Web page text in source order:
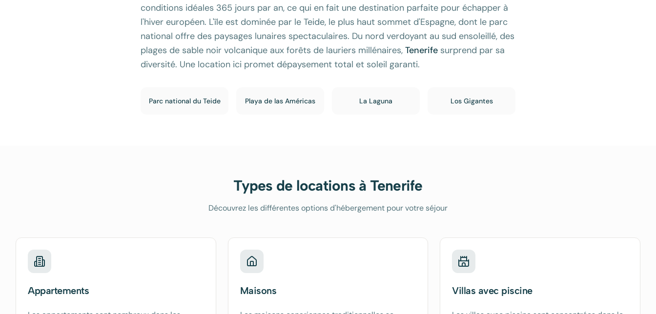
conditions idéales 365 jours par an, ce qui en fait une destination parfaite pour échapper à
l'hiver européen. L'île est dominée par le Teide, le plus haut sommet d'Espagne, dont le parc
national offre des paysages lunaires spectaculaires. Du nord verdoyant au sud ensoleillé, des
plages de sable noir volcanique aux forêts de lauriers millénaires, Tenerife surprend par sa
diversité. Une location ici promet dépaysement total et soleil garanti.
Parc national du Teide Playa de las Américas La Laguna Los Gigantes
Types de locations à Tenerife
Découvrez les différentes options d'hébergement pour votre séjour
Appartements Maisons Villas avec piscine